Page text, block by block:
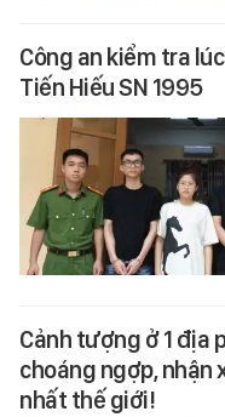
Công an kiểm tra
Tiến Hiếu SN 1995
Cảnh tượng ở 1 địa
choáng ngợp,
nhất thế giới!